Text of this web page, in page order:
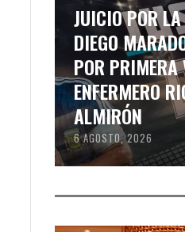
JUICIO POR
DIEGO
POR PRIMERA
ENFERMERO
ALMIRÓN
6 AGOSTO, 2026